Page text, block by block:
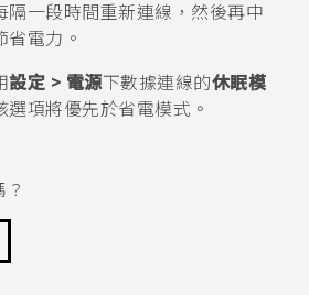
隔一段時間重新連線，然後再中
省電力。
設定 > 電源下數據連線的休眠模
選項將優先於省電模式。
？